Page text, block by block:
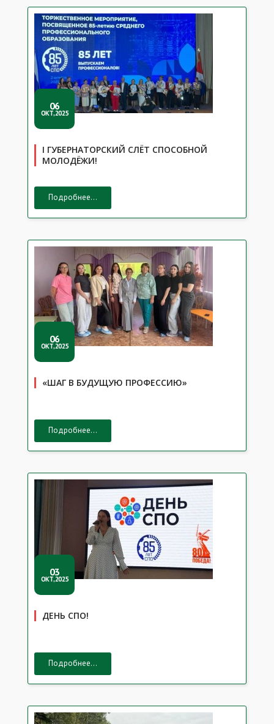
06
ОКТ,2025
I ГУБЕРНАТОРСКИЙ СЛЁТ СПОСОБНОЙ
МОЛОДЁЖИ!
Подробнее...
06
ОКТ,2025
«ШАГ В БУДУЩУЮ ПРОФЕССИЮ»
Подробнее...
03
ОКТ,2025
ДЕНЬ СПО!
Подробнее...